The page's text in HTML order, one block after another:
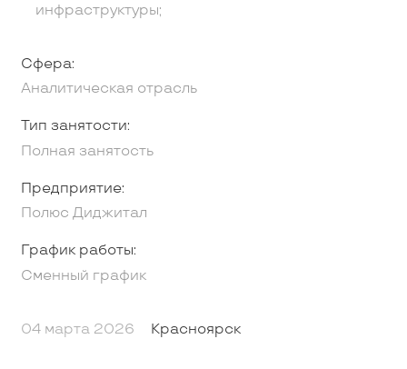
инфраструктуры;
Сфера:
Аналитическая отрасль
Тип занятости:
Полная занятость
Предприятие:
Полюс Диджитал
График работы:
Сменный график
04 марта 2026 Красноярск